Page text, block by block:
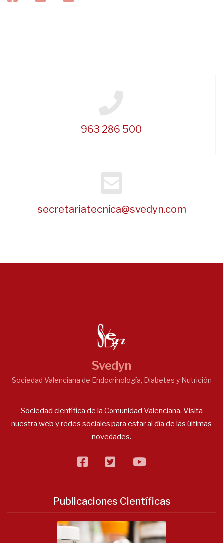
963 286 500
secretariatecnica@svedyn.com
Svedyn
Sociedad Valenciana de Endocrinología, Diabetes y Nutrición
Sociedad científica de la Comunidad Valenciana. Visita
nuestra web y redes sociales para estar al día de las últimas
novedades.
facebooktwitterflickr
Publicaciones Científicas